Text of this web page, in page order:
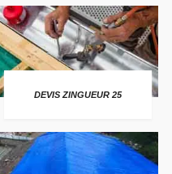
DEVIS ZINGUEUR 25